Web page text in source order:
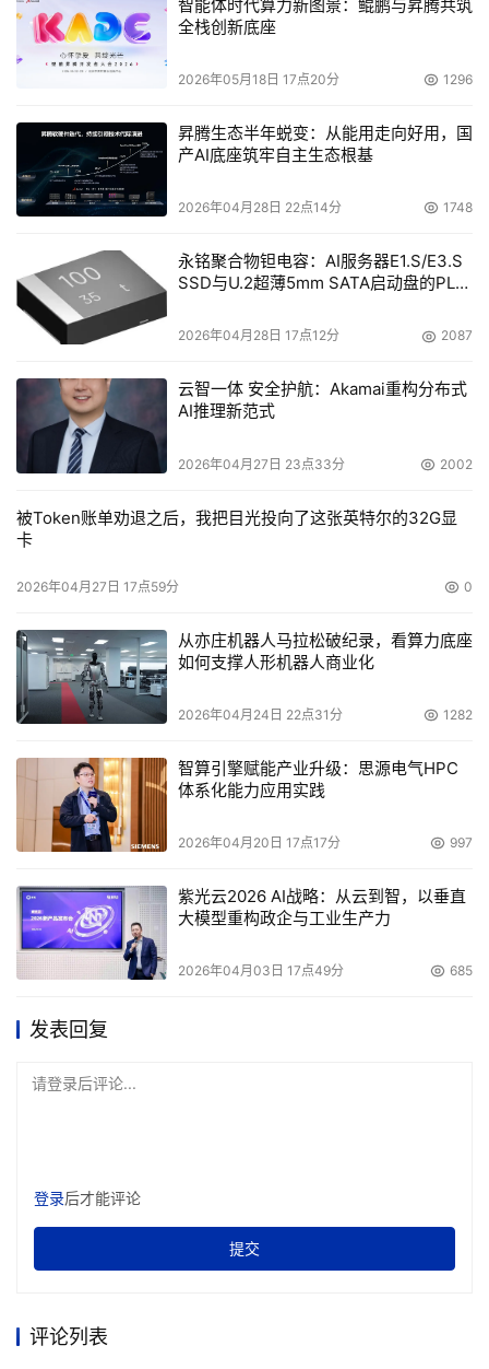
智能体时代算力新图景：鲲鹏与昇腾共筑
全栈创新底座
2026年05月18日 17点20分 1296
昇腾生态半年蜕变：从能用走向好用，国
产AI底座筑牢自主生态根基
2026年04月28日 22点14分 1748
永铭聚合物钽电容：AI服务器E1.S/E3.S
SSD与U.2超薄5mm SATA启动盘的PLP
2026年04月28日 17点12分 2087
云智一体 安全护航：Akamai重构分布式
AI推理新范式
2026年04月27日 23点33分 2002
被Token账单劝退之后，我把目光投向了这张英特尔的32G显
卡
2026年04月27日 17点59分 0
从亦庄机器人马拉松破纪录，看算力底座
如何支撑人形机器人商业化
2026年04月24日 22点31分 1282
智算引擎赋能产业升级：思源电气HPC
体系化能力应用实践
2026年04月20日 17点17分 997
紫光云2026 AI战略：从云到智，以垂直
大模型重构政企与工业生产力
2026年04月03日 17点49分 685
发表回复
请登录后评论...
登录后才能评论
提交
评论列表